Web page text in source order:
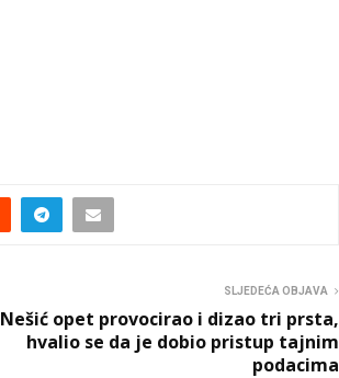
SLJEDEĆA OBJAVA
Nešić opet provocirao i dizao tri prsta,
hvalio se da je dobio pristup tajnim
podacima